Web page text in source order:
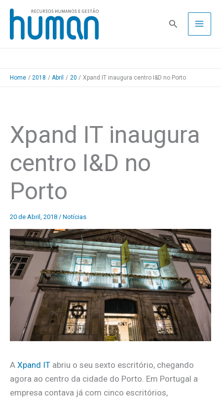
Skip
content
Pesquisa
Home 2018 Abril 20 Xpand IT inaugura centro I&D no Porto
Xpand IT inaugura
centro I&D no
Porto
20 de Abril, 2018 / Notícias
A Xpand IT abriu o seu sexto escritório, chegando
agora ao centro da cidade do Porto. Em Portugal a
empresa contava já com cinco escritórios,